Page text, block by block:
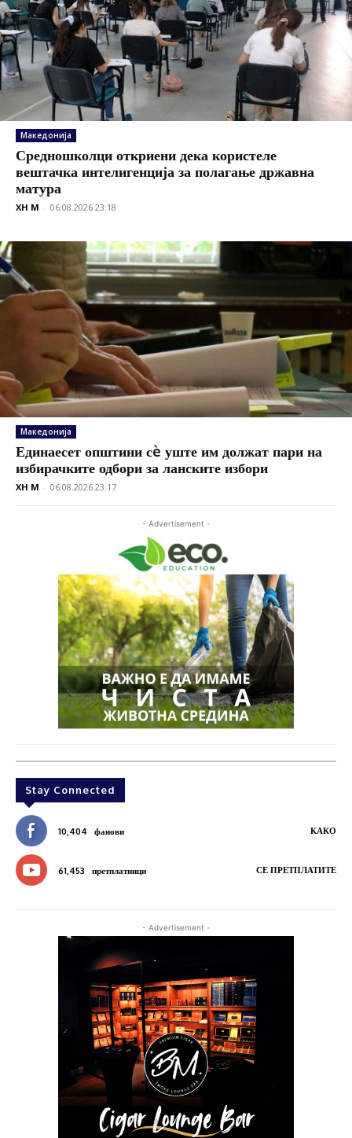
Македонија
Средношколци откриени дека користеле
вештачка интелигенција за полагање државна
матура
XH M - 06.08.2026 23:18
Македонија
Единаесет општини сè уште им должат пари на
избирачките одбори за ланските избори
XH M - 06.08.2026 23:17
- Advertisement -
Stay Connected
10,404 фанови КАКО
61,453 претплатници СЕ ПРЕТПЛАТИТЕ
- Advertisement -